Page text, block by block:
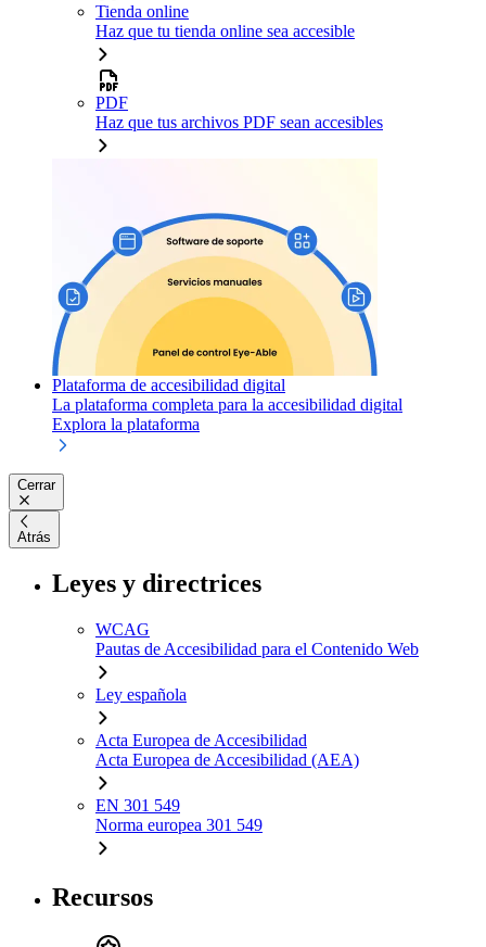
Tienda online
Haz que tu tienda online sea accesible
PDF
Haz que tus archivos PDF sean accesibles
Plataforma de accesibilidad digital
La plataforma completa para la accesibilidad digital
Explora la plataforma
Cerrar
Atrás
Leyes y directrices
WCAG
Pautas de Accesibilidad para el Contenido Web
Ley española
Acta Europea de Accesibilidad
Acta Europea de Accesibilidad (AEA)
EN 301 549
Norma europea 301 549
Recursos